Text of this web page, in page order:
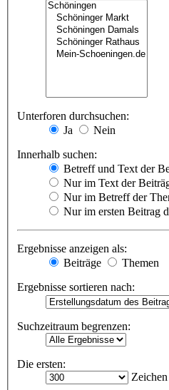
Unterforen durchsuchen:
Ja
Nein
Innerhalb suchen:
Betreff und Text der
Nur im Text der
Nur im Betreff der
Nur im ersten Beitrag
Ergebnisse anzeigen als:
Beiträge
Themen
Ergebnisse sortieren nach:
Suchzeitraum begrenzen:
Die ersten: